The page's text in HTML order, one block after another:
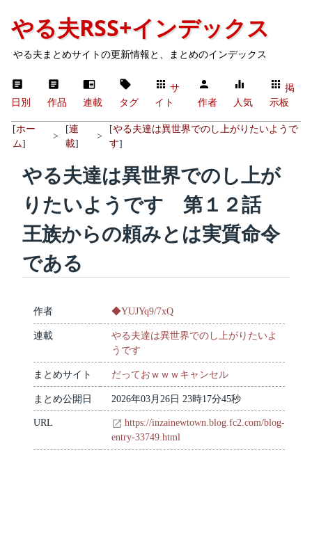
やる夫RSS+インデックス
やる夫まとめサイトの更新情報と、まとめのインデックス
日別 作品 連載 タグ
サ
イト
作者 人気
掲
示板
[ホー
ム]
>
[連
載]
>
[やる夫達は異世界でのし上がりたいようで
す]
やる夫達は異世界でのし上が
りたいようです 第１２話
王族からの頼みとは実質命令
である
作者 ◆YUJYq9/7xQ
連載
やる夫達は異世界でのし上がりたいよ
うです
まとめサイト だっておｗｗｗキャンセル
まとめ公開日 2026年03月26日 23時17分45秒
URL
https://inzainewtown.blog.fc2.com/blog-
entry-33749.html